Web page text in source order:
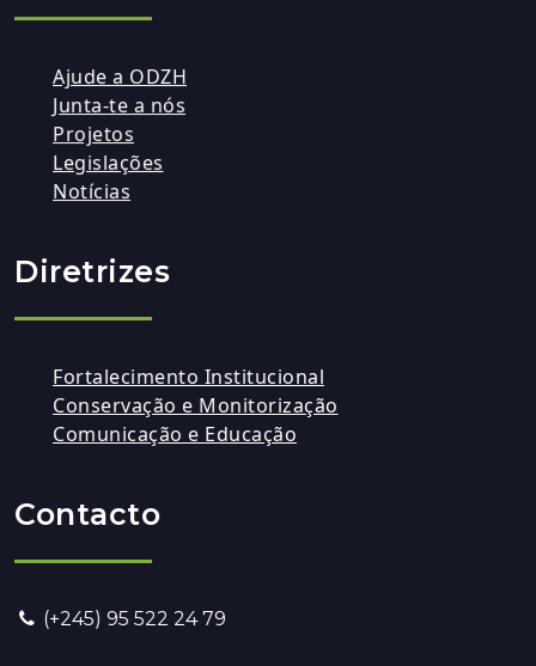
Ajude a ODZH
Junta-te a nós
Projetos
Legislações
Notícias
Diretrizes
Fortalecimento Institucional
Conservação e Monitorização
Comunicação e Educação
Contacto
(+245) 95 522 24 79